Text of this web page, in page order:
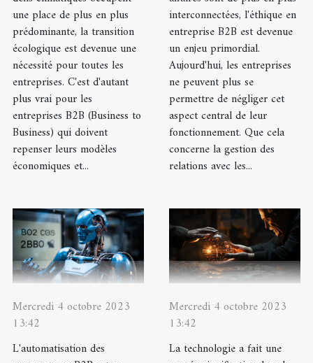
une place de plus en plus
prédominante, la transition
écologique est devenue une
nécessité pour toutes les
entreprises. C'est d'autant
plus vrai pour les
entreprises B2B (Business to
Business) qui doivent
repenser leurs modèles
économiques et...
interconnectées, l'éthique en
entreprise B2B est devenue
un enjeu primordial.
Aujourd'hui, les entreprises
ne peuvent plus se
permettre de négliger cet
aspect central de leur
fonctionnement. Que cela
concerne la gestion des
relations avec les...
Mercredi 4 octobre 2023
13:42
L'automatisation des
Mercredi 4 octobre 2023
13:42
La technologie a fait une